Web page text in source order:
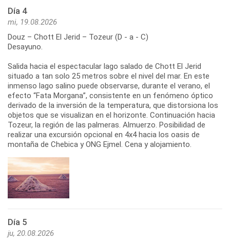
Día 4
mi, 19.08.2026
Douz – Chott El Jerid – Tozeur (D - a - C)
Desayuno.
Salida hacia el espectacular lago salado de Chott El Jerid
situado a tan solo 25 metros sobre el nivel del mar. En este
inmenso lago salino puede observarse, durante el verano, el
efecto “Fata Morgana”, consistente en un fenómeno óptico
derivado de la inversión de la temperatura, que distorsiona los
objetos que se visualizan en el horizonte. Continuación hacia
Tozeur, la región de las palmeras. Almuerzo. Posibilidad de
realizar una excursión opcional en 4x4 hacia los oasis de
montaña de Chebica y ONG Ejmel. Cena y alojamiento.
Día 5
ju, 20.08.2026